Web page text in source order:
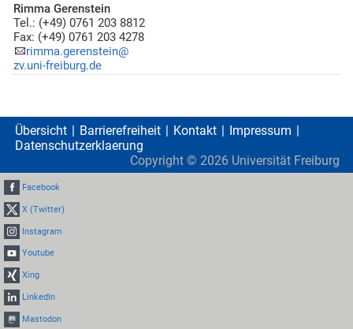
Rimma Gerenstein
Tel.: (+49) 0761 203 8812
Fax: (+49) 0761 203 4278
rimma.gerenstein@
zv.uni-freiburg.de
Übersicht Barrierefreiheit Kontakt
Impressum
Datenschutzerklaerung
Copyright © 2026 Universität Freiburg
Facebook
X (Twitter)
Instagram
Youtube
Xing
LinkedIn
Mastodon